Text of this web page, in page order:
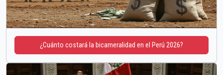
¿Cuánto costará la bicameralidad en el Perú 2026?